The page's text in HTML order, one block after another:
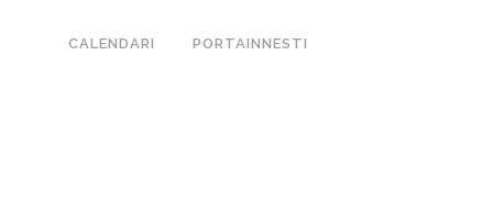
CALENDARI PORTAINNESTI